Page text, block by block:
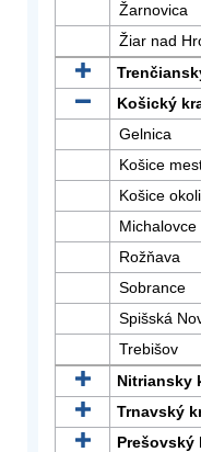
Žarnovica
Žiar nad
Košický
Gelnica
Košice
Košice
Michalovce
Rožňava
Sobrance
Spišská
Trebišov
Nitriansky
Trnavský
Prešovský